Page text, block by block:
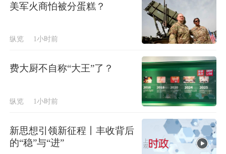
美军火商怕被分蛋糕？
纵览 1小时前
费大厨不自称“大王”了？
纵览 1小时前
新思想引领新征程丨丰收背后
的“稳”与“进”